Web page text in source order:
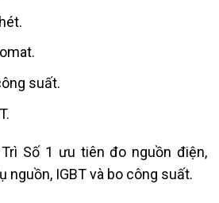
suất.
Số 1 ưu tiên đo nguồn điện,
nguồn, IGBT và bo công suất.